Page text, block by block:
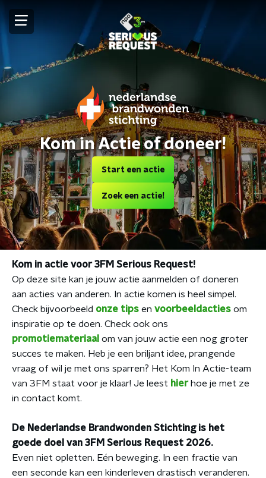
Kom in Actie of doneer!
Start een actie
Zoek een actie!
Kom in actie voor 3FM Serious Request!
Op deze site kan je jouw actie aanmelden of doneren
aan acties van anderen. In actie komen is heel simpel.
Check bijvoorbeeld onze tips en voorbeeldacties om
inspiratie op te doen. Check ook ons
promotiemateriaal om van jouw actie een nog groter
succes te maken. Heb je een briljant idee, prangende
vraag of wil je met ons sparren? Het Kom In Actie-team
van 3FM staat voor je klaar! Je leest hier hoe je met ze
in contact komt.
De Nederlandse Brandwonden Stichting is het
goede doel van 3FM Serious Request 2026.
Even niet opletten. Eén beweging. In een fractie van
een seconde kan een kinderleven drastisch veranderen.